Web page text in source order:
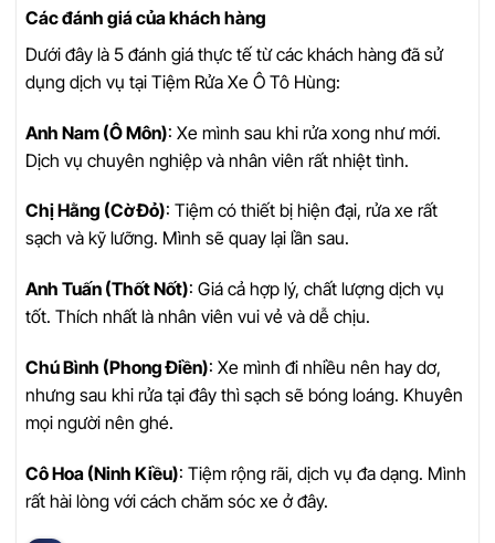
Các đánh giá của khách hàng
Dưới đây là 5 đánh giá thực tế từ các khách hàng đã sử
dụng dịch vụ tại Tiệm Rửa Xe Ô Tô Hùng:
Anh Nam (Ô Môn): Xe mình sau khi rửa xong như mới.
Dịch vụ chuyên nghiệp và nhân viên rất nhiệt tình.
Chị Hằng (Cờ Đỏ): Tiệm có thiết bị hiện đại, rửa xe rất
sạch và kỹ lưỡng. Mình sẽ quay lại lần sau.
Anh Tuấn (Thốt Nốt): Giá cả hợp lý, chất lượng dịch vụ
tốt. Thích nhất là nhân viên vui vẻ và dễ chịu.
Chú Bình (Phong Điền): Xe mình đi nhiều nên hay dơ,
nhưng sau khi rửa tại đây thì sạch sẽ bóng loáng. Khuyên
mọi người nên ghé.
Cô Hoa (Ninh Kiều): Tiệm rộng rãi, dịch vụ đa dạng. Mình
rất hài lòng với cách chăm sóc xe ở đây.